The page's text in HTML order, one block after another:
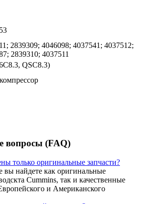
2839309; 4046098; 4037541; 4037512;
2839310; 4037511
QSC8.3)
вопросы (FAQ)
только оригинальные запчасти?
вы найдете как оригинальные
Cummins, так и качественные
и Американского